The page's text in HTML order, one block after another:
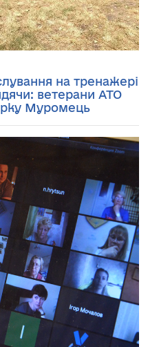
на тренажері
ветерани АТО
Муромець